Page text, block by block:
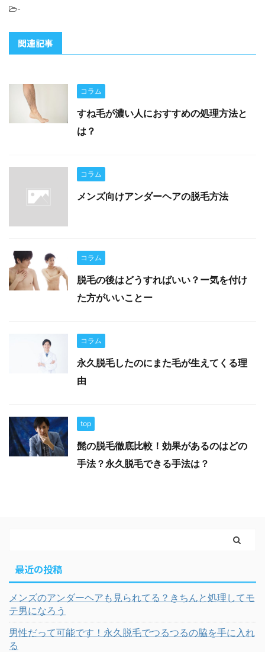
-
関連記事
コラム
すね毛が濃い人におすすめの処理方法と
は？
コラム
メンズ向けアンダーヘアの脱毛方法
コラム
脱毛の後はどうすればいい？ー気を付け
た方がいいことー
コラム
永久脱毛したのにまた毛が生えてくる理
由
top
髭の脱毛徹底比較！効果があるのはどの
手法？永久脱毛できる手法は？
最近の投稿
メンズのアンダーヘアも見られてる？きちんと処理してモ
テ男になろう
男性だって可能です！永久脱毛でつるつるの脇を手に入れ
る